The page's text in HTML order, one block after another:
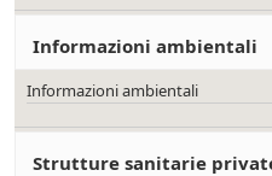
Informazioni ambientali
Informazioni ambientali
Strutture sanitarie